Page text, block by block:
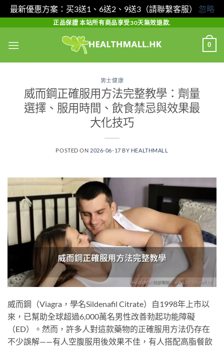
最新優惠方案：买3送1、6送2、9送3（請聯繫客服） 忽略
content
正品保證 本站所有商品享受30天無效退款.
0
男士健康
威而鋼正確服用方法完整教學：劑量
選擇、服用時間、飲食禁忌與效果最
大化技巧
POSTED ON 2026-06-17 BY HEALTHMALL
威而鋼（Viagra，學名Sildenafil Citrate）自1998年上市以
來，已幫助全球超過6,000萬名男性改善勃起功能障礙
（ED）。然而，許多人對這款藥物的正確服用方法仍存在
不少誤解——有人空腹服用後效果不佳，有人搭配高脂餐飲